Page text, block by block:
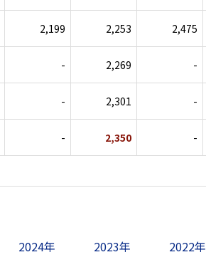
2,199 2,253 2,475
- 2,269 -
- 2,301 -
- 2,350 -
2024年 2023年 2022年